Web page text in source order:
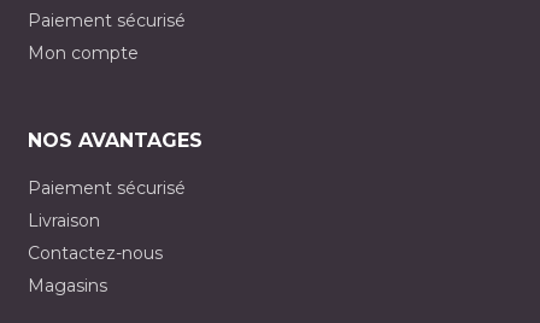
Paiement sécurisé
Mon compte
NOS AVANTAGES
Paiement sécurisé
Livraison
Contactez-nous
Magasins